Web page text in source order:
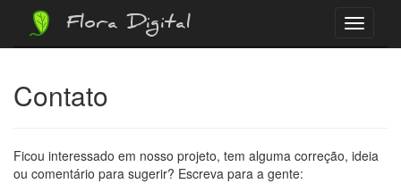
Menu
Flora Digital
Contato
Ficou interessado em nosso projeto, tem alguma correção, ideia
ou comentário para sugerir? Escreva para a gente: